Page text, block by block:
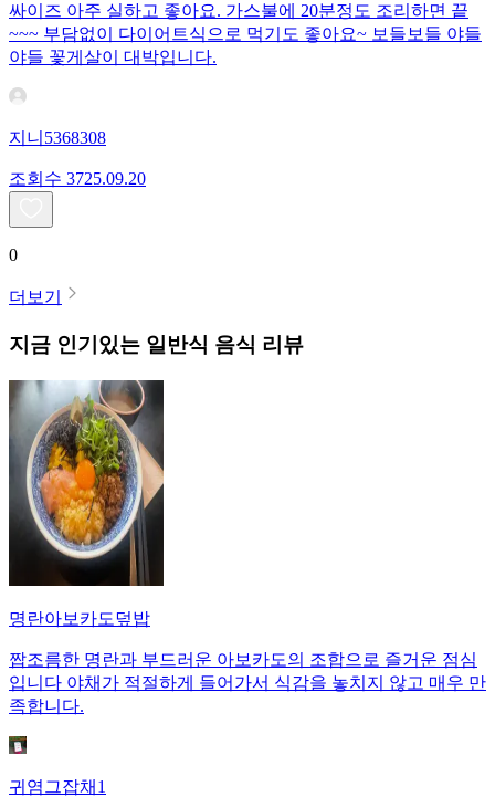
싸이즈 아주 실하고 좋아요. 가스불에 20분정도 조리하면 끝
~~~ 부담없이 다이어트식으로 먹기도 좋아요~ 보들보들 야들
야들 꽃게살이 대박입니다.
지니5368308
조회수 3725.09.20
0
더보기
지금 인기있는 일반식 음식 리뷰
명란아보카도덮밥
짭조름한 명란과 부드러운 아보카도의 조합으로 즐거운 점심
입니다 야채가 적절하게 들어가서 식감을 놓치지 않고 매우 만
족합니다.
귀염그잡채1